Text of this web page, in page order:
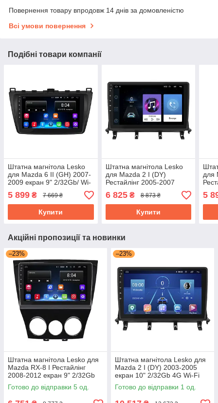
Повернення товару впродовж 14 днів за домовленістю
Всі умови повернення
Подібні товари компанії
Штатна магнітола Lesko
для Mazda 6 II (GH) 2007-
2009 екран 9" 2/32Gb/ Wi-
5 899 ₴ 7 669 ₴
Купити
Штатна магнітола Lesko
для Mazda 2 I (DY)
Рестайлінг 2005-2007
GPS Base Мазда
6 825₴ 8 873 ₴
Купити
для
5
Акційні пропозиції та новинки
–23%
Штатна магнітола Lesko для
Mazda RX-8 I Рестайлінг
2008-2012 екран 9" 2/32Gb
Wi-Fi GPS Base Мазда
Готово до відправки 5 од.
–23%
Штатна магнітола Lesko для
Mazda 2 I (DY) 2003-2005
екран 10" 2/32Gb 4G Wi-Fi
GPS Top Мазда
Готово до відправки 1 од.